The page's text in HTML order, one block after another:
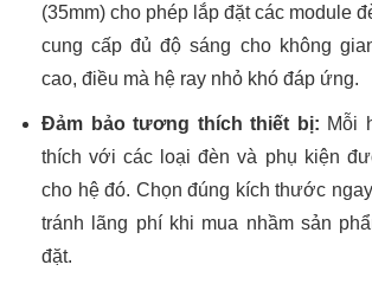
(35mm) cho phép lắp đặt các module
cung cấp đủ độ sáng cho không
cao, điều mà hệ ray nhỏ khó đáp ứng.
Đảm bảo tương thích thiết bị: Mỗi
thích với các loại đèn và phụ kiện
cho hệ đó. Chọn đúng kích thước
tránh lãng phí khi mua nhầm sản
đặt.